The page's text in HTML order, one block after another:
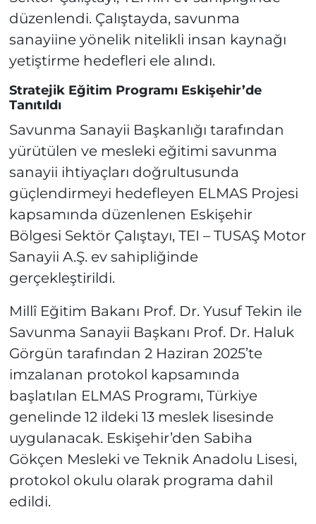
düzenlendi. Çalıştayda, savunma
sanayiine yönelik nitelikli insan kaynağı
yetiştirme hedefleri ele alındı.
Stratejik Eğitim Programı Eskişehir’de
Tanıtıldı
Savunma Sanayii Başkanlığı tarafından
yürütülen ve mesleki eğitimi savunma
sanayii ihtiyaçları doğrultusunda
güçlendirmeyi hedefleyen ELMAS Projesi
kapsamında düzenlenen Eskişehir
Bölgesi Sektör Çalıştayı, TEI – TUSAŞ Motor
Sanayii A.Ş. ev sahipliğinde
gerçekleştirildi.
Millî Eğitim Bakanı Prof. Dr. Yusuf Tekin ile
Savunma Sanayii Başkanı Prof. Dr. Haluk
Görgün tarafından 2 Haziran 2025’te
imzalanan protokol kapsamında
başlatılan ELMAS Programı, Türkiye
genelinde 12 ildeki 13 meslek lisesinde
uygulanacak. Eskişehir’den Sabiha
Gökçen Mesleki ve Teknik Anadolu Lisesi,
protokol okulu olarak programa dahil
edildi.